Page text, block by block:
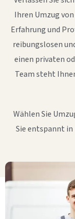
Ihren Umzug
Erfahrung und
reibungslosen
einen privaten
Team steht
Wählen Sie
Sie entspannt in